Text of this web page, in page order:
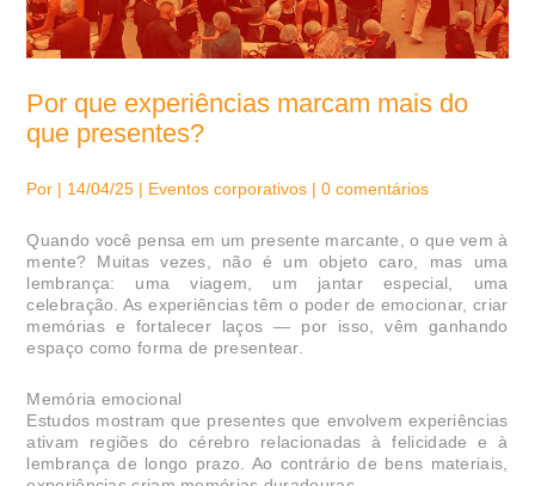
Por que experiências marcam mais do
que presentes?
Por | 14/04/25 | Eventos corporativos | 0 comentários
Quando você pensa em um presente marcante, o que vem à
mente? Muitas vezes, não é um objeto caro, mas uma
lembrança: uma viagem, um jantar especial, uma
celebração. As experiências têm o poder de emocionar, criar
memórias e fortalecer laços — por isso, vêm ganhando
espaço como forma de presentear.
Memória emocional
Estudos mostram que presentes que envolvem experiências
ativam regiões do cérebro relacionadas à felicidade e à
lembrança de longo prazo. Ao contrário de bens materiais,